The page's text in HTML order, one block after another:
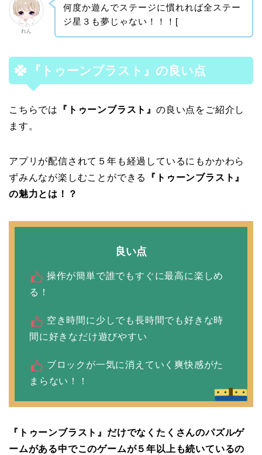
れん
何度か遊んでステージに慣れれば全ステー
ジ星３も夢じゃない！！！[
『トゥーンブラスト』 の良い点
こちらでは 『トゥーンブラスト』 の良い点をご紹介し
ます。
アプリが配信されて５年も経過しているにもかかわら
ずみんなが楽しむことができる
『トゥーンブラスト』
の魅力とは！？
良い点
操作が簡単で誰でもすぐに最高に楽しめ
る！
空き時間に少しでも長時間でも好きな時
間に好きなだけ遊びやすい
ブロックが一気に消えていく爽快感がた
まらない！！
『トゥーンブラスト』だけでなくたくさんのパズルゲ
ームがある中でこのゲームが５年以上も続いているの